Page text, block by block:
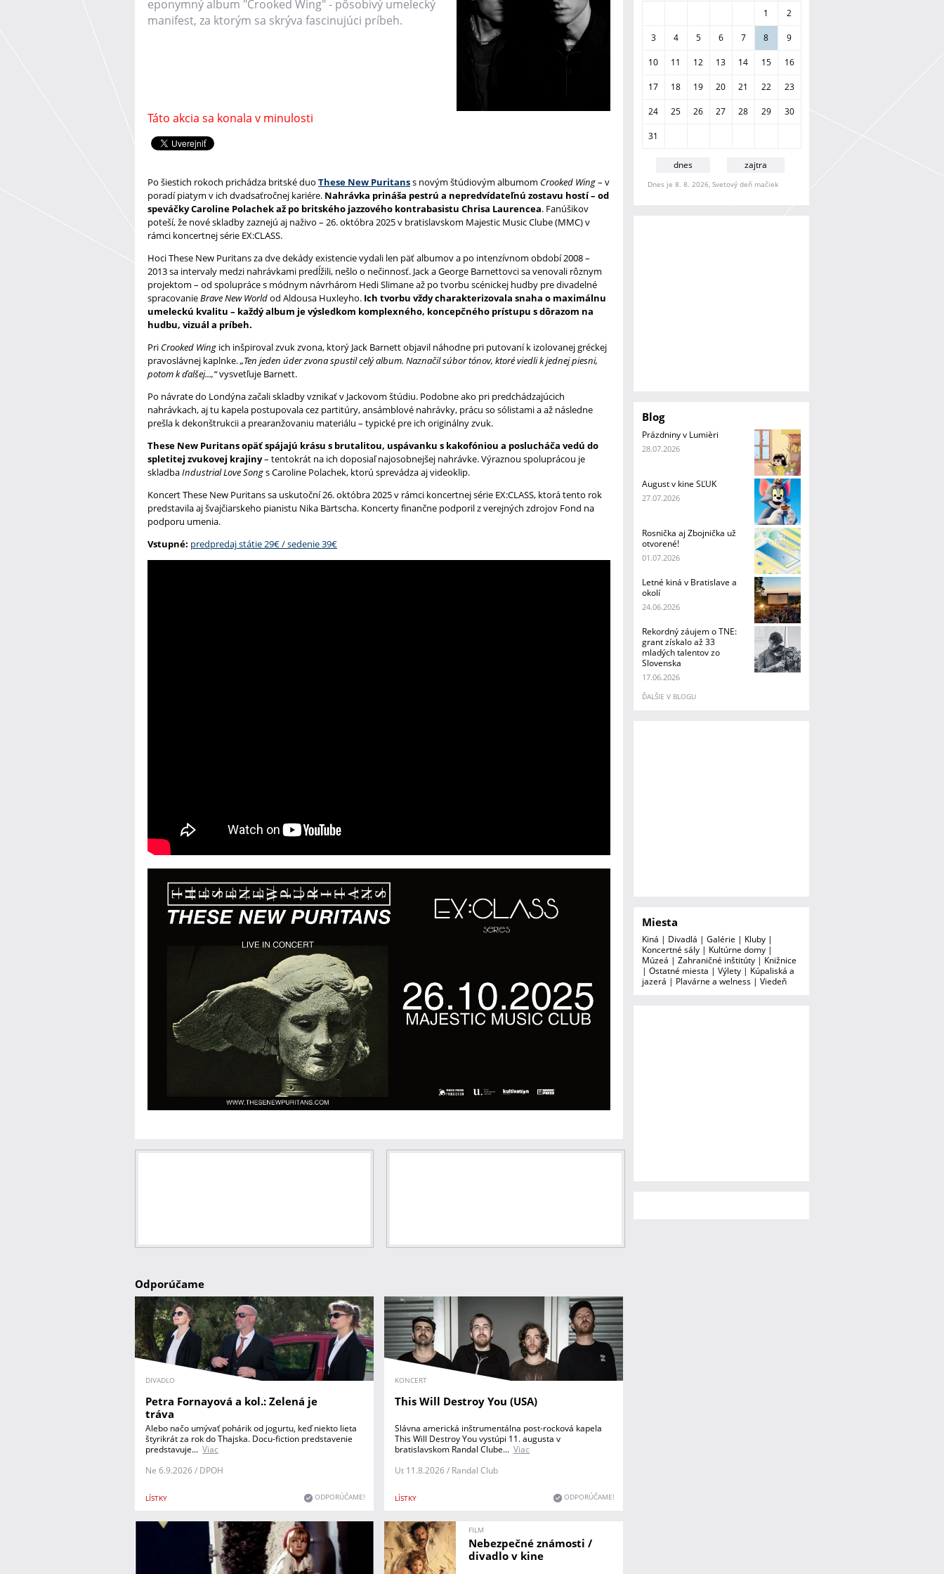
eponymný album "Crooked Wing" - pôsobivý umelecký
manifest, za ktorým sa skrýva fascinujúci príbeh.
Táto akcia sa konala v minulosti
Po šiestich rokoch prichádza britské duo These New Puritanss novým štúdiovým albumom Crooked Wing– v
poradí piatym v ich dvadsaťročnej kariére. Nahrávka prináša pestrú a nepredvídateľnú zostavu hostí – od
speváčky Caroline Polachek až po britského jazzového kontrabasistu Chrisa Laurencea. Fanúšikov
poteší, že nové skladby zaznejú aj naživo – 26. októbra 2025 v bratislavskom Majestic Music Clube (MMC) v
rámci koncertnej série EX:CLASS.
Hoci These New Puritans za dve dekády existencie vydali len päť albumov a po intenzívnom období 2008 –
2013 sa intervaly medzi nahrávkami predĺžili, nešlo o nečinnosť. Jack a George Barnettovci sa venovali rôznym
projektom – od spolupráce s módnym návrhárom Hedi Slimane až po tvorbu scénickej hudby pre divadelné
spracovanieBrave New Worldod Aldousa Huxleyho. Ich tvorbu vždy charakterizovala snaha o maximálnu
umeleckú kvalitu – každý album je výsledkom komplexného, koncepčného prístupu s dôrazom na
hudbu, vizuál a príbeh.
Pri Crooked Wing ich inšpiroval zvuk zvona, ktorý Jack Barnett objavil náhodne pri putovaní k izolovanej gréckej
pravoslávnej kaplnke.„Ten jeden úder zvona spustil celý album. Naznačil súbor tónov, ktoré viedli k jednej piesni,
potom k ďalšej...,“vysvetľuje Barnett.
Po návrate do Londýna začali skladby vznikať v Jackovom štúdiu. Podobne ako pri predchádzajúcich
nahrávkach, aj tu kapela postupovala cez partitúry, ansámblové nahrávky, prácu so sólistami a až následne
prešla k dekonštrukcii a prearanžovaniu materiálu – typické pre ich originálny zvuk.
These New Puritans opäť spájajú krásu s brutalitou, uspávanku s kakofóniou a poslucháča vedú do
spletitej zvukovej krajiny– tentokrát na ich doposiaľ najosobnejšej nahrávke. Výraznou spoluprácou je
skladbaIndustrial Love Songs Caroline Polachek, ktorú sprevádza aj videoklip.
Koncert These New Puritans sa uskutoční 26. októbra 2025 v rámci koncertnej série EX:CLASS, ktorá tento rok
predstavila aj švajčiarskeho pianistu Nika Bärtscha. Koncerty finančne podporil z verejných zdrojov Fond na
podporu umenia.
Vstupné: predpredaj státie 29€ / sedenie 39€
Odporúčame
DIVADLO
Petra Fornayová a kol.: Zelená je
tráva
LÍSTKY
Alebo načo umývať pohárik od jogurtu, keď niekto lieta
štyrikrát za rok do Thajska. Docu-fiction predstavenie
predstavuje... Viac
Ne 6.9.2026 / DPOH
ODPORÚČAME!
KONCERT
This Will Destroy You (USA)
LÍSTKY
Slávna americká inštrumentálna post-rocková kapela
This Will Destroy You vystúpi 11. augusta v
bratislavskom Randal Clube... Viac
Ut 11.8.2026 / Randal Club
ODPORÚČAME!
FILM
Nebezpečné známosti /
divadlo v kine
1 2
3 4 5 6 7 8 9
10 11 12 13 14 15 16
17 18 19 20 21 22 23
24 25 26 27 28 29 30
31
dnes zajtra
Dnes je 8. 8. 2026, Svetový deň mačiek
Blog
Prázdniny v Lumièri
28.07.2026
August v kine SĽUK
27.07.2026
Rosnička aj Zbojnička už
otvorené!
01.07.2026
Letné kiná v Bratislave a
okolí
24.06.2026
Rekordný záujem o TNE:
grant získalo až 33
mladých talentov zo
Slovenska
17.06.2026
ĎALŠIE V BLOGU
Miesta
Kiná | Divadlá | Galérie | Kluby |
Koncertné sály | Kultúrne domy |
Múzeá | Zahraničné inštitúty | Knižnice
| Ostatné miesta | Výlety | Kúpaliská a
jazerá | Plavárne a welness | Viedeň